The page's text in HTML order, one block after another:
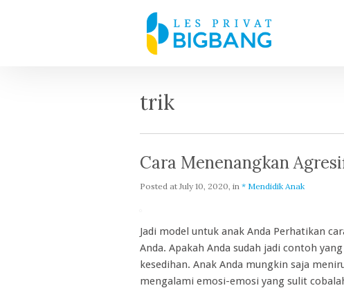
trik
Cara Menenangkan
Posted at July 10, 2020 , in * Mendidik Anak
Jadi model untuk anak Anda Perhatikan
Anda. Apakah Anda sudah jadi contoh
kesedihan. Anak Anda mungkin saja
mengalami emosi-emosi yang sulit